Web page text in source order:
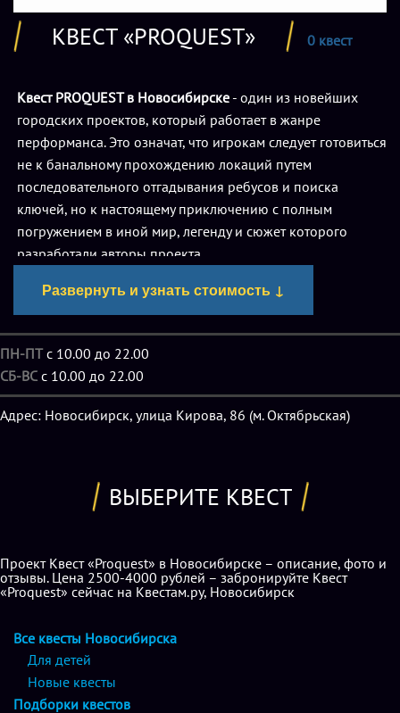
КВЕСТ «PROQUEST» 0 квест
Квест PROQUEST в Новосибирске - один из новейших
городских проектов, который работает в жанре
перформанса. Это означат, что игрокам следует готовиться
не к банальному прохождению локаций путем
последовательного отгадывания ребусов и поиска
ключей, но к настоящему приключению с полным
погружением в иной мир, легенду и сюжет которого
разработали авторы проекта.
Перформанс – это полноценное зрелищное
присутствуют и живые, и мертвые персонажи, причем с
каждым из них игрокам придется контактировать).
Главное отличие перформанса от театрального действа
состоит в том, что сюжет разворачивается не на сцене, а в
Главные роли отведены не актерам, а самим игрокам, и
только от команды отважных покорителей квестов
Хотите принять участие в незабываемом приключении с
погружением в иную реальность и превратиться в главных
бесстрашных рыцарей и приходите покорять
PROQUEST в Новосибирске
друзей и подруг. Помните, от ваших действий и от
действий ваших товарищей зависит не только победа, но,
Развернуть и узнать стоимость ↓
ПН-ПТс 10.00 до 22.00
СБ-ВС с 10.00 до 22.00
Адрес: Новосибирск, улица Кирова, 86 (м. Октябрьская)
ВЫБЕРИТЕ КВЕСТ
Проект Квест «Proquest» в Новосибирске – описание, фото и
отзывы. Цена 2500-4000 рублей – забронируйте Квест
«Proquest» сейчас на Квестам.ру, Новосибирск
Все квесты Новосибирска
Для детей
Новые квесты
Подборки квестов